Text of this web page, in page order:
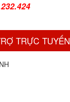
TRỰC TUYẾN